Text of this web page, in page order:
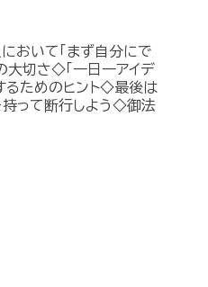
において「まず自分にで
大切さ◇「一日一アイデ
るためのヒント◇最後は
持って断行しよう◇御法